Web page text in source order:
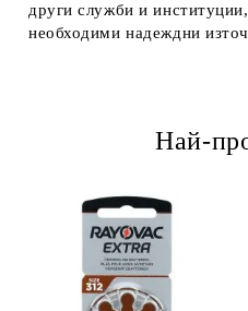
други служби и
необходими надеждни
Най-